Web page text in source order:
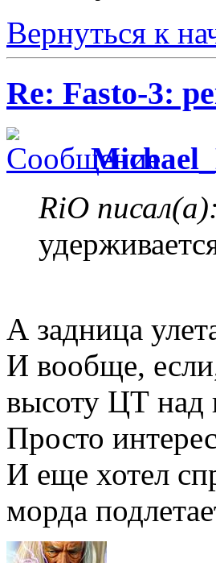
Вернуться к
Re: Fasto-3:
RiO писал(а):
А задница
И вообще,
высоту ЦТ над
Просто
И еще хотел
морда